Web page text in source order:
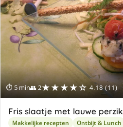
⏱ 5 min👥 2★★★★☆ 4.18 (11)
Fris slaatje met lauwe perzik
Makkelijke recepten Ontbijt & Lunch